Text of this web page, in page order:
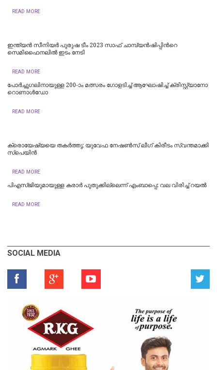
READ MORE
ഇന്ത്യൻ സീനിയര്‍ പുരുഷ ടീം 2023 സാഫ് ചാമ്പ്യൻഷിപ്പിന്‍റെ
സെമിഫൈനലില്‍ ഇടം നേടി
READ MORE
പോ​ർ​ച്ചു​ഗ​ലി​നാ​യു​ള്ള 200-ാം മ​ത്സ​രം ഗോ​ള​ടി​ച്ച് ആ​ഘോ​ഷി​ച്ച് ക്രി​സ്റ്റ്യാ​നോ
റൊ​ണാ​ൾ​ഡോ
READ MORE
ക്രൊ​യേ​ഷ്യ​യെ ത​ക​ർ​ത്തു; യു​വേ​ഫ നേ​ഷ​ണ്‍​സ് ലീ​ഗ് കി​രീ​ടം സ്വ​ന്ത​മാ​ക്കി
സ്പെ​യി​ൻ
READ MORE
പി​എ​സ്ജി​യു​മാ​യു​ള്ള ക​രാ​ർ പു​തു​ക്കി​ല്ലെ​ന്ന് എംബാ​പ്പെ: വല വിരിച്ച് റയൽ
READ MORE
SOCIAL MEDIA